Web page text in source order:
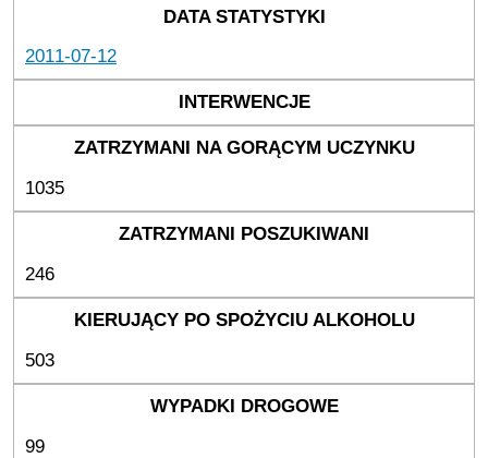
2011-07-12
1035
246
503
99